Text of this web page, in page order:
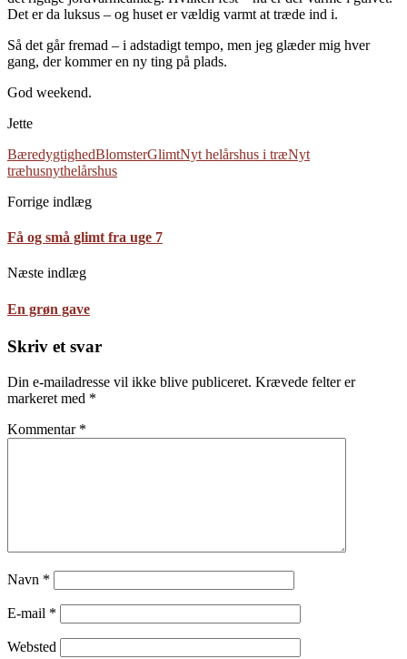
Det er da luksus – og huset er vældig varmt at træde ind i.
Så det går fremad – i adstadigt tempo, men jeg glæder mig hver
gang, der kommer en ny ting på plads.
God weekend.
Jette
BæredygtighedBlomsterGlimtNyt helårshus i træNyt
træhusnythelårshus
Forrige indlæg
Få og små glimt fra uge 7
Næste indlæg
En grøn gave
Skriv et svar
Din e-mailadresse vil ikke blive publiceret. Krævede felter er
markeret med *
Kommentar *
Navn *
E-mail *
Websted